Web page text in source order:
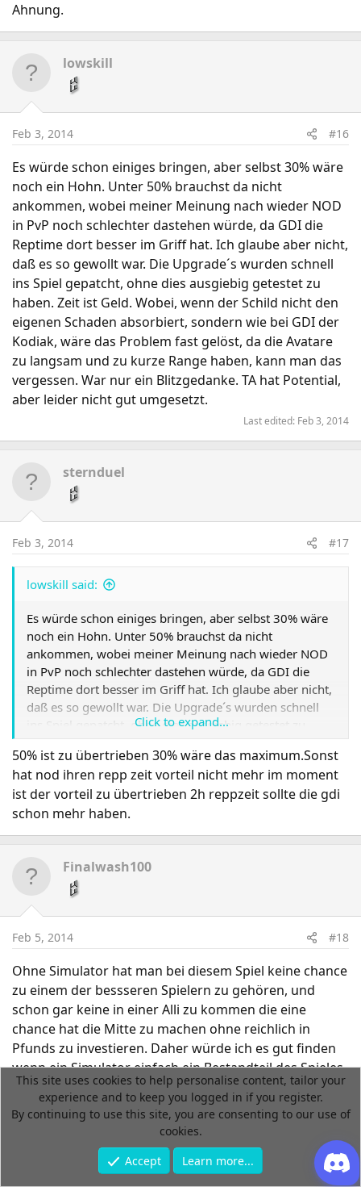
Ahnung.
lowskill
Feb 3, 2014 #16
Es würde schon einiges bringen, aber selbst 30% wäre
noch ein Hohn. Unter 50% brauchst da nicht
ankommen, wobei meiner Meinung nach wieder NOD
in PvP noch schlechter dastehen würde, da GDI die
Reptime dort besser im Griff hat. Ich glaube aber nicht,
daß es so gewollt war. Die Upgrade´s wurden schnell
ins Spiel gepatcht, ohne dies ausgiebig getestet zu
haben. Zeit ist Geld. Wobei, wenn der Schild nicht den
eigenen Schaden absorbiert, sondern wie bei GDI der
Kodiak, wäre das Problem fast gelöst, da die Avatare
zu langsam und zu kurze Range haben, kann man das
vergessen. War nur ein Blitzgedanke. TA hat Potential,
aber leider nicht gut umgesetzt.
Last edited: Feb 3, 2014
sternduel
Feb 3, 2014 #17
lowskill said:
Es würde schon einiges bringen, aber selbst 30% wäre
noch ein Hohn. Unter 50% brauchst da nicht
ankommen, wobei meiner Meinung nach wieder NOD
in PvP noch schlechter dastehen würde, da GDI die
Reptime dort besser im Griff hat. Ich glaube aber nicht,
daß es so gewollt war. Die Upgrade´s wurden schnell
ins Spiel gepatcht, ohne dies ausgiebig getestet zu
haben. Zeit ist Geld. Wobei, wenn der Schild nicht den
eigenen Schaden absorbiert, sondern wie bei GDI der
Kodiak, wäre das Problem fast gelöst, da die Avatare zu
langsam und zu kurze Range haben, kann man das
vergessen. War nur ein Blitzgedanke. TA hat Potential,
aber leider nicht gut umgesetzt.
Click to expand...
50% ist zu übertrieben 30% wäre das maximum.Sonst
hat nod ihren repp zeit vorteil nicht mehr im moment
ist der vorteil zu übertrieben 2h reppzeit sollte die gdi
schon mehr haben.
Finalwash100
Feb 5, 2014 #18
Ohne Simulator hat man bei diesem Spiel keine chance
zu einem der bessseren Spielern zu gehören, und
schon gar keine in einer Alli zu kommen die eine
chance hat die Mitte zu machen ohne reichlich in
Pfunds zu investieren. Daher würde ich es gut finden
wenn ein Simulator einfach ein Bestandteil des Spieles
ist. Zu EA und der Pflege dieses Spiels ... kein
Kommentar, den ich spiele noch andere online Games
da sieht das ganz anders aus. Ausser den Hinweiß auf
neue Welten und Bonus bei Pfund käufen ( die in
anderen Länder dann immer noch günstiger sind )
This site uses cookies to help personalise content, tailor your
experience and to keep you logged in if you register.
By continuing to use this site, you are consenting to our use of
cookies.
Accept
Learn more...